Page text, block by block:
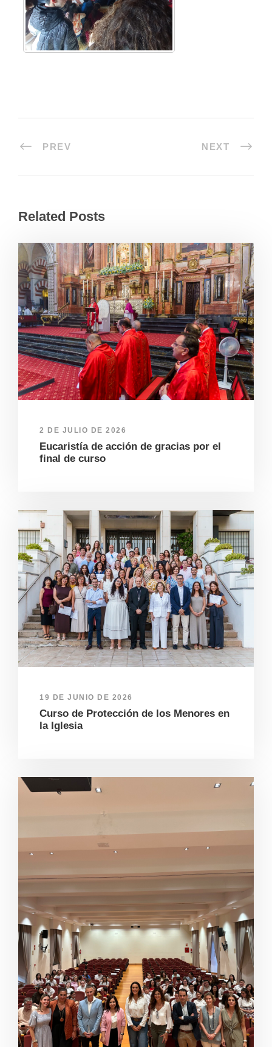
PREV NEXT
Related Posts
2 DE JULIO DE 2026
Eucaristía de acción de gracias por el
final de curso
19 DE JUNIO DE 2026
Curso de Protección de los Menores en
la Iglesia